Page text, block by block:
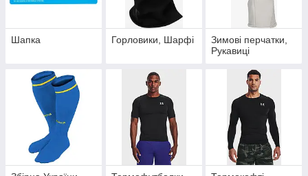
Шапка Горловики, Шарфі
Зимові перчатки,
Рукавиці